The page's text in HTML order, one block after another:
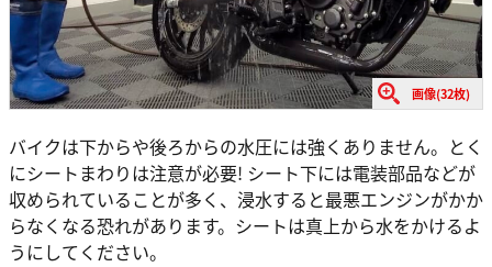
画像(32枚)
バイクは下からや後ろからの水圧には強くありません。とく
にシートまわりは注意が必要! シート下には電装部品などが
収められていることが多く、浸水すると最悪エンジンがかか
らなくなる恐れがあります。シートは真上から水をかけるよ
うにしてください。